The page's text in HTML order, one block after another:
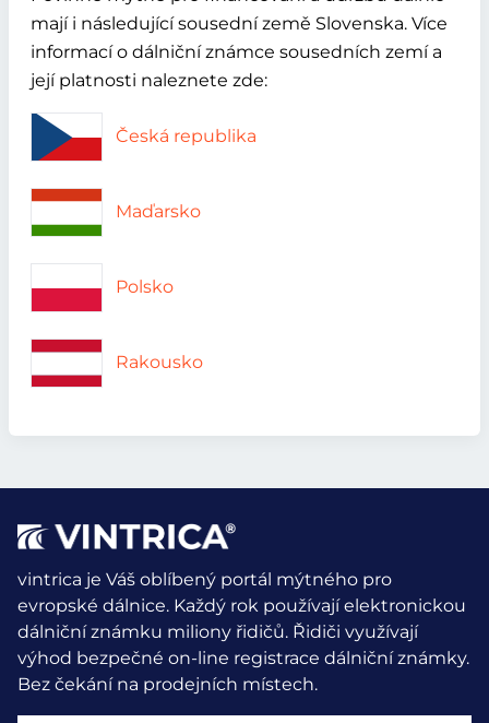
mají i následující sousední země Slovenska. Více
informací o dálniční známce sousedních zemí a
její platnosti naleznete zde:
Česká republika
Maďarsko
Polsko
Rakousko
vintrica je Váš oblíbený portál mýtného pro
evropské dálnice. Každý rok používají elektronickou
dálniční známku miliony řidičů. Řidiči využívají
výhod bezpečné on-line registrace dálniční známky.
Bez čekání na prodejních místech.